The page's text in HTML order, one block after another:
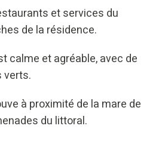
et services du
de la résidence.
calme et agréable, avec de
verts.
à proximité de la mare de
du littoral.